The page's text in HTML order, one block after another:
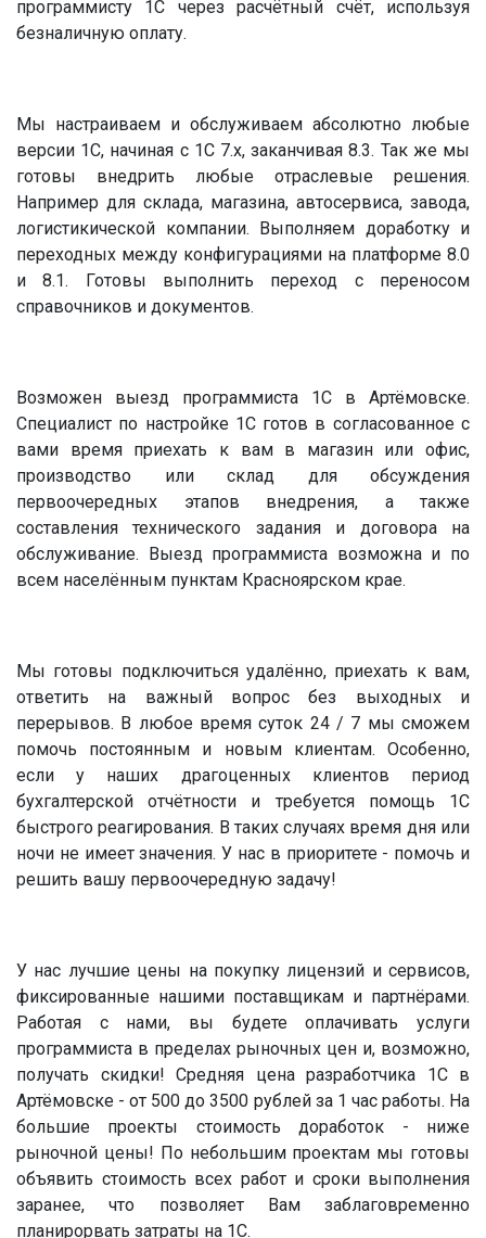
программисту 1С через расчётный счёт, используя
безналичную оплату.
Мы настраиваем и обслуживаем абсолютно любые
версии 1С, начиная с 1С 7.х, заканчивая 8.3. Так же мы
готовы внедрить любые отраслевые решения.
Например для склада, магазина, автосервиса, завода,
логистикической компании. Выполняем доработку и
переходных между конфигурациями на платформе 8.0
и 8.1. Готовы выполнить переход с переносом
справочников и документов.
Возможен выезд программиста 1С в Артёмовске.
Специалист по настройке 1С готов в согласованное с
вами время приехать к вам в магазин или офис,
производство или склад для обсуждения
первоочередных этапов внедрения, а также
составления технического задания и договора на
обслуживание. Выезд программиста возможна и по
всем населённым пунктам Красноярском крае.
Мы готовы подключиться удалённо, приехать к вам,
ответить на важный вопрос без выходных и
перерывов. В любое время суток 24 / 7 мы сможем
помочь постоянным и новым клиентам. Особенно,
если у наших драгоценных клиентов период
бухгалтерской отчётности и требуется помощь 1С
быстрого реагирования. В таких случаях время дня или
ночи не имеет значения. У нас в приоритете - помочь и
решить вашу первоочередную задачу!
У нас лучшие цены на покупку лицензий и сервисов,
фиксированные нашими поставщикам и партнёрами.
Работая с нами, вы будете оплачивать услуги
программиста в пределах рыночных цен и, возможно,
получать скидки! Средняя цена разработчика 1С в
Артёмовске - от 500 до 3500 рублей за 1 час работы. На
большие проекты стоимость доработок - ниже
рыночной цены! По небольшим проектам мы готовы
объявить стоимость всех работ и сроки выполнения
заранее, что позволяет Вам заблаговременно
планирорвать затраты на 1С.